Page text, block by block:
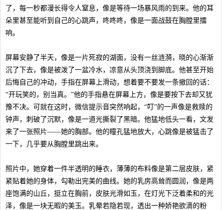
了，每一秒都漫长得令人窒息，像是等待一场暴风雨的到来。他的耳
朵里甚至能听到自己的心跳声，咚咚咚，像是一面战鼓在胸膛里擂
响。
屏幕安静了半天，像是一片死寂的湖面，没有一丝涟漪，晓的心渐渐
沉了下去，像是被泼了一盆冷水，凉意从头顶浇到脚底。他甚至开始
后悔自己的冲动，手指在屏幕上滑动，想着要不要发一条撤回的话：
“开玩笑的，别当真。”他的手指悬在屏幕上方，像是要按下去却又犹
豫不决。可就在这时，微信提示音突然响起，“叮”的一声像是救赎的
钟声，刺破了沉默，像是一道光撕裂了黑暗。他猛地低头一看，文发
来了一张照片——她的胸部。他的瞳孔猛地放大，心跳像是被猛击了
一下，几乎要从胸膛里跳出来。
照片中，她穿着一件半透明的睡衣，薄薄的布料像是第二层皮肤，紧
紧贴着她的身体，勾勒出完美的曲线。她的乳房高耸而圆润，像是两
座饱满的山丘，挺立在胸前，皮肤光滑如玉，在灯光下泛着柔和的光
泽，像是一块无暇的美玉。乳晕若隐若现，透出一种娇艳欲滴的粉